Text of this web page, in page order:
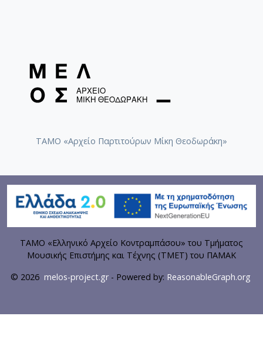
ΤΑΜΟ «Αρχείο Παρτιτούρων Μίκη Θεοδωράκη»
ΤΑΜΟ «Ελληνικό Αρχείο Κοντραμπάσου» του Τμήματος
Μουσικής Επιστήμης και Τέχνης (ΤΜΕΤ) του ΠΑΜΑΚ
© 2026 melos-project.gr- Powered by: ReasonableGraph.org